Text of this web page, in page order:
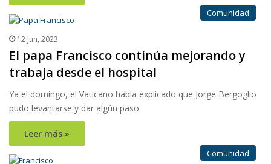
Comunidad
12 Jun, 2023
El papa Francisco continúa mejorando y
trabaja desde el hospital
Ya el domingo, el Vaticano había explicado que Jorge Bergoglio
pudo levantarse y dar algún paso
Leer más »
Comunidad